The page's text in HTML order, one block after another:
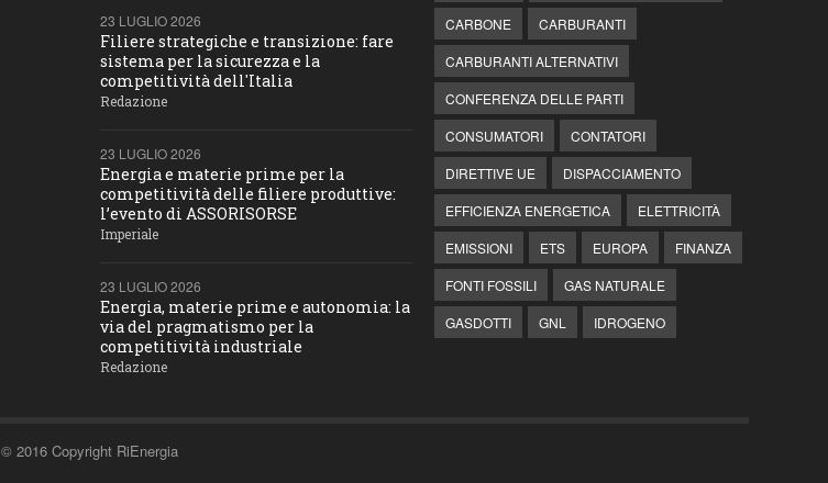
23 LUGLIO 2026
Filiere strategiche e transizione: fare
sistema per la sicurezza e la
competitività dell'Italia
Redazione
23 LUGLIO 2026
Energia e materie prime per la
competitività delle filiere produttive:
l’evento di ASSORISORSE
Imperiale
23 LUGLIO 2026
Energia, materie prime e autonomia: la
via del pragmatismo per la
competitività industriale
Redazione
CARBONE
CARBURANTI
CARBURANTI ALTERNATIVI
CONFERENZA DELLE PARTI
CONSUMATORI
CONTATORI
DIRETTIVE UE
DISPACCIAMENTO
EFFICIENZA ENERGETICA
ELETTRICITÀ
EMISSIONI
ETS EUROPA
FINANZA
FONTI FOSSILI
GAS NATURALE
GASDOTTI
GNL IDROGENO
© 2016 Copyright RiEnergia